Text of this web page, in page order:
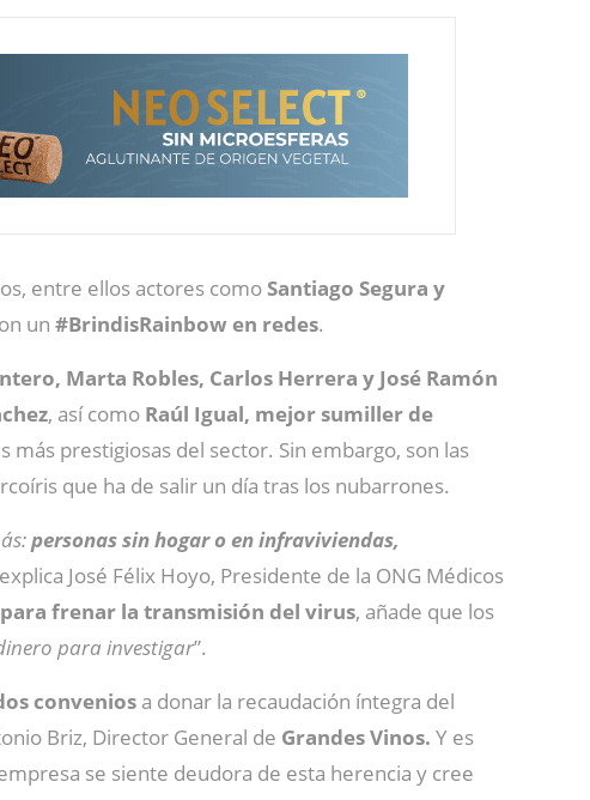
entre ellos actores comoSantiago Segura y
un #BrindisRainbow en redes.
Marta Robles, Carlos Herrera y José Ramón
, así como Raúl Igual, mejor sumiller de
más prestigiosas del sector. Sin embargo, son las
que ha de salir un día tras los nubarrones.
personas sin hogar o en infraviviendas,
José Félix Hoyo, Presidente de la ONG Médicos
frenar la transmisión del virus, añade que los
para investigar”.
convenios a donar la recaudación íntegra del
Briz, Director General de Grandes Vinos. Y es
se siente deudora de esta herencia y cree